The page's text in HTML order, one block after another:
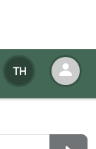
TH
าน